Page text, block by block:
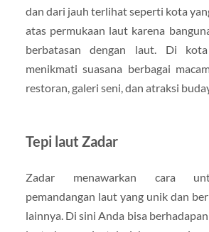
dan dari jauh terlihat seperti kota
atas permukaan laut karena
berbatasan dengan laut. Di
menikmati suasana berbagai
restoran, galeri seni, dan atraksi
Tepi laut Zadar
Zadar menawarkan cara
pemandangan laut yang unik dan
lainnya. Di sini Anda bisa